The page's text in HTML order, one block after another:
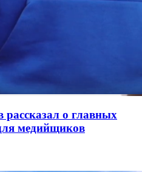
о главных
медийщиков